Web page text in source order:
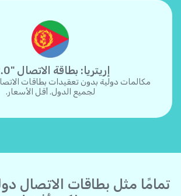
إريتريا: بطاقة الاتصال "2.0"
مكالمات دولية بدون تعقيدات بطاقات
لجميع الدول. أقل الأسعار.
تمامًا مثل بطاقات الاتصال